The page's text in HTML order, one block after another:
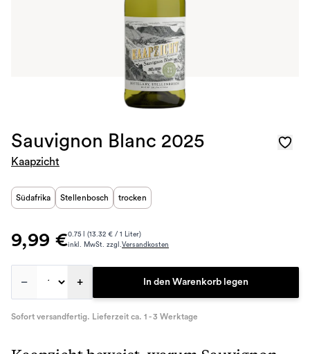
Sauvignon Blanc 2025
Kaapzicht
Südafrika Stellenbosch trocken
9,99 €0.75 l (13.32 € / 1 Liter)
inkl. MwSt. zzgl.Versandkosten
– + In den Warenkorb legen
Sofort versandfertig. Lieferzeit ca. 1 - 3 Werktage